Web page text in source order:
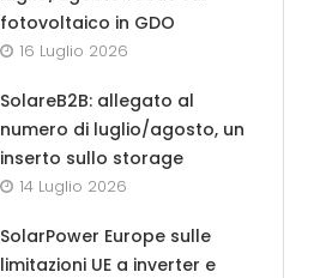
fotovoltaico in GDO
16 Luglio 2026
SolareB2B: allegato al
numero di luglio/agosto, un
inserto sullo storage
14 Luglio 2026
SolarPower Europe sulle
limitazioni UE a inverter e